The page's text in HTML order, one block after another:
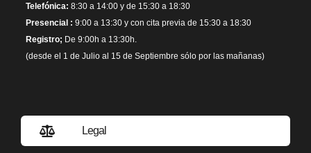
Telefónica: 8:30 a 14:00 y de 15:30 a 18:30
Presencial : 9:00 a 13:30 y con cita previa de 15:30 a 18:30
Registro; De 9:00h a 13:30h.
(desde el 1 de Julio al 15 de Septiembre sólo por las mañanas)
Legal